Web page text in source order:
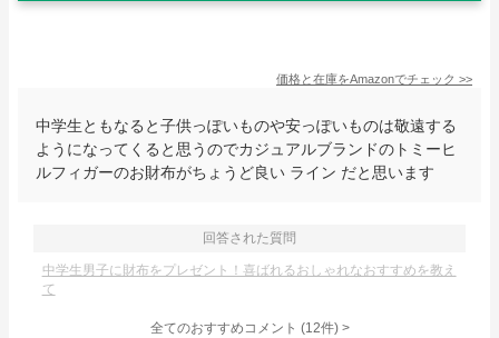
価格と在庫をAmazonでチェック >>
中学生ともなると子供っぽいものや安っぽいものは敬遠する
ようになってくると思うのでカジュアルブランドのトミーヒ
ルフィガーのお財布がちょうど良い ライン だと思います
回答された質問
中学生男子に財布をプレゼント！喜ばれるおしゃれなおすすめを教え
て
全てのおすすめコメント (12件) >